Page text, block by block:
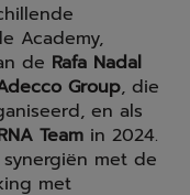
Academy,
de Rafa Nadal
Group, die
en als
Team in 2024.
met de
met